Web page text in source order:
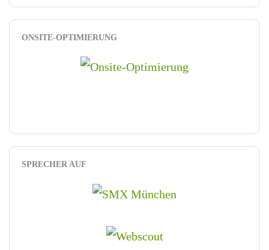
ONSITE-OPTIMIERUNG
SPRECHER AUF